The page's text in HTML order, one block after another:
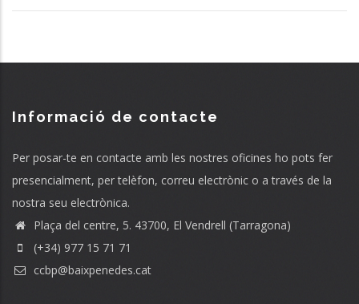
Informació de contacte
Per posar-te en contacte amb les nostres oficines ho pots fer
presencialment, per telèfon, correu electrònic o a través de la
nostra seu electrònica.
Plaça del centre, 5. 43700, El Vendrell (Tarragona)
(+34) 977 15 71 71
ccbp@baixpenedes.cat